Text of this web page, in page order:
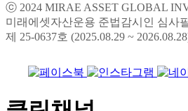
ⓒ 2024 MIRAE ASSET GLOBAL
미래에셋자산운용 준법감시인 심사
제 25-0637호 (2025.08.29 ~